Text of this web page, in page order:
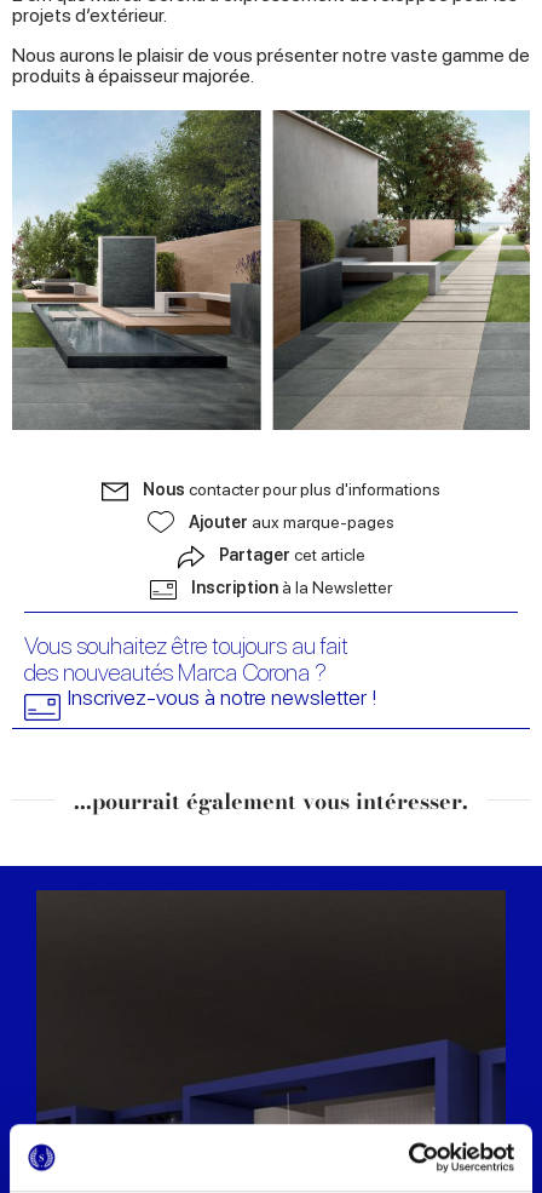
projets d’extérieur.
Nous aurons le plaisir de vous présenter notre vaste gamme de
produits à épaisseur majorée.
Nous contacter pour plus d'informations
Ajouter aux marque-pages
Partager cet article
Inscription à la Newsletter
Vous souhaitez être toujours au fait
des nouveautés Marca Corona ?
Inscrivez-vous à notre newsletter !
...pourrait également vous intéresser.